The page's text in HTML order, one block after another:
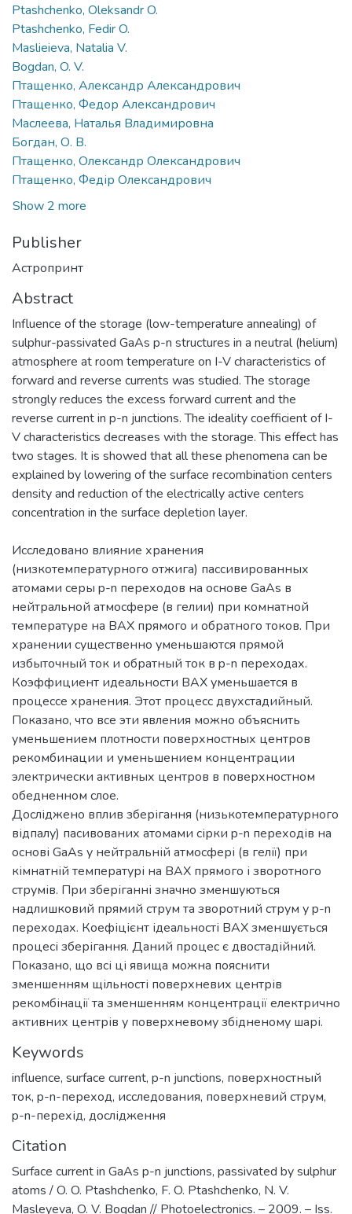
Ptashchenko, Oleksandr O.
Ptashchenko, Fedir O.
Maslieieva, Natalia V.
Bogdan, O. V.
Птащенко, Александр Александрович
Птащенко, Федор Александрович
Маслеева, Наталья Владимировна
Богдан, О. В.
Птащенко, Олександр Олександрович
Птащенко, Федір Олександрович
Show 2 more
Publisher
Астропринт
Abstract
Influence of the storage (low-temperature annealing) of
sulphur-passivated GaAs p-n structures in a neutral (helium)
atmosphere at room temperature on I-V characteristics of
forward and reverse currents was studied. The storage
strongly reduces the excess forward current and the
reverse current in p-n junctions. The ideality coefficient of I-
V characteristics decreases with the storage. This effect has
two stages. It is showed that all these phenomena can be
explained by lowering of the surface recombination centers
density and reduction of the electrically active centers
Исследовано влияние хранения
(низкотемпературного отжига) пассивированных
атомами серы p-n переходов на основе GaAs в
нейтральной атмосфере (в гелии) при комнатной
температуре на ВАХ прямого и обратного токов. При
хранении существенно уменьшаются прямой
избыточный ток и обратный ток в p-n переходах.
Коэффициент идеальности ВАХ уменьшается в
процессе хранения. Этот процесс двухстадийный.
Показано, что все эти явления можно объяснить
уменьшением плотности поверхностных центров
рекомбинации и уменьшением концентрации
электрически активных центров в поверхностном
обедненном слое.
Досліджено вплив зберігання (низькотемпературного
відпалу) пасивованих атомами сірки p-n переходів на
основі GaAs у нейтральній атмосфері (в гелії) при
кімнатній температурі на ВАХ прямого і зворотного
струмів. При зберіганні значно зменшуються
надлишковий прямий струм та зворотний струм у p-n
переходах. Коефіцієнт ідеальності ВАХ зменшується
процесі зберігання. Даний процес є двостадійний.
Показано, що всі ці явища можна пояснити
зменшенням щільності поверхневих центрів
рекомбінації та зменшенням концентрації електрично
активних центрів у поверхневому збідненому шарі.
Keywords
influence, surface current, p-n junctions, поверхностный
ток, p-n-переход, исследования, поверхневий струм,
p-n-перехід, дослідження
Citation
Surface current in GaAs p-n junctions, passivated by sulphur
atoms / O. O. Ptashchenko, F. O. Ptashchenko, N. V.
Masleyeva, O. V. Bogdan // Photoelectronics. – 2009. – Iss.